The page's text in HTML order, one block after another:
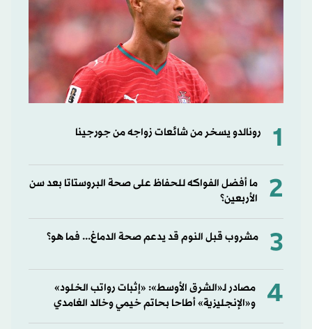
1 رونالدو يسخر من شائعات زواجه من جورجينا
2
ما أفضل الفواكه للحفاظ على صحة البروستاتا بعد سن
الأربعين؟
3 مشروب قبل النوم قد يدعم صحة الدماغ... فما هو؟
4
مصادر لـ«الشرق الأوسط»: «إثبات رواتب الخلود»
و«الإنجليزية» أطاحا بحاتم خيمي وخالد الغامدي